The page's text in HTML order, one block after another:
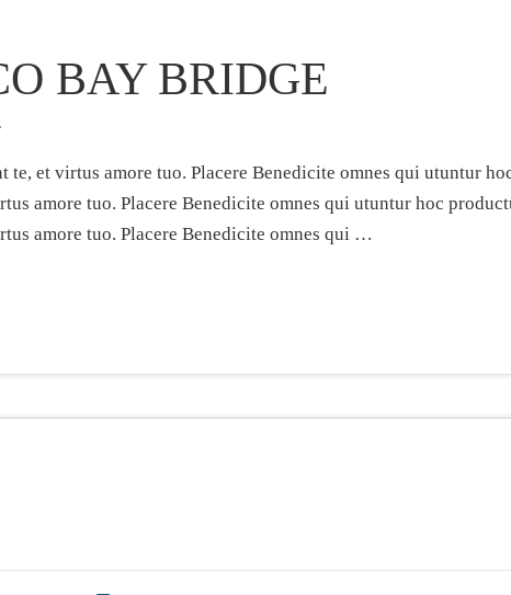
BAY BRIDGE
te, et virtus amore tuo. Placere Benedicite omnes qui utuntur
amore tuo. Placere Benedicite omnes qui utuntur hoc
amore tuo. Placere Benedicite omnes qui …